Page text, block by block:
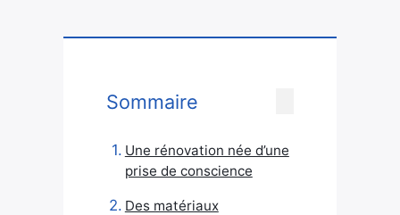
Sommaire
Une rénovation née d’une
prise de conscience
Des matériaux